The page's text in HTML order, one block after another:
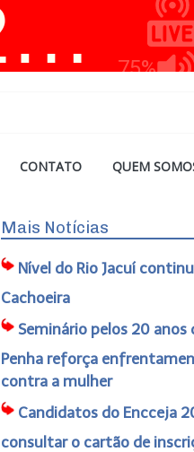
CONTATO QUEM
Mais Notícias
Nível do Rio Jacuí
Cachoeira
Seminário pelos 20 anos
Penha reforça
contra a mulher
Candidatos do Encceja
consultar o cartão de